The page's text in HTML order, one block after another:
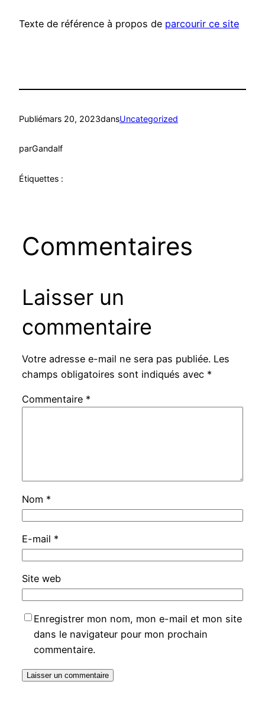
Texte de référence à propos de parcourir ce site
Publiémars 20, 2023dansUncategorized
parGandalf
Étiquettes :
Commentaires
Laisser un
commentaire
Votre adresse e-mail ne sera pas publiée. Les
champs obligatoires sont indiqués avec *
Commentaire *
Nom *
E-mail *
Site web
Enregistrer mon nom, mon e-mail et mon site
dans le navigateur pour mon prochain
commentaire.